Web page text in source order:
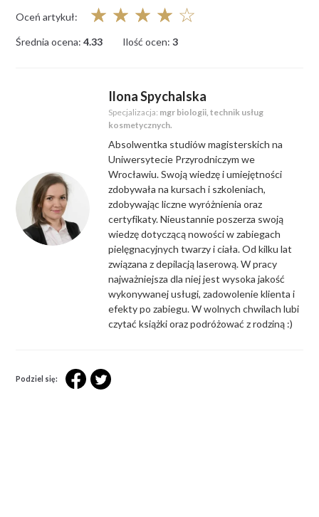
Oceń artykuł: ☆ ☆ ☆ ☆ ☆
Średnia ocena: 4.33 Ilość ocen: 3
Ilona Spychalska
Specjalizacja: mgr biologii, technik usług
kosmetycznych.
Absolwentka studiów magisterskich na
Uniwersytecie Przyrodniczym we
Wrocławiu. Swoją wiedzę i umiejętności
zdobywała na kursach i szkoleniach,
zdobywając liczne wyróżnienia oraz
certyfikaty. Nieustannie poszerza swoją
wiedzę dotyczącą nowości w zabiegach
pielęgnacyjnych twarzy i ciała. Od kilku lat
związana z depilacją laserową. W pracy
najważniejsza dla niej jest wysoka jakość
wykonywanej usługi, zadowolenie klienta i
efekty po zabiegu. W wolnych chwilach lubi
czytać książki oraz podróżować z rodziną :)
Podziel się: